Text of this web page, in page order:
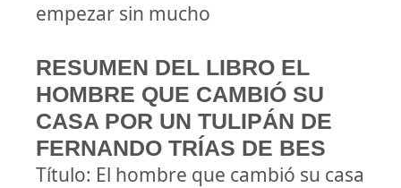
empezar sin mucho
RESUMEN DEL LIBRO EL
HOMBRE QUE CAMBIÓ SU
CASA POR UN TULIPÁN DE
FERNANDO TRÍAS DE BES
Título: El hombre que cambió su casa